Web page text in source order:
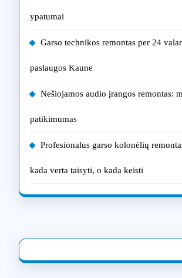
ypatumai
Garso technikos remontas per 24
paslaugos Kaune
Nešiojamos audio įrangos remontas:
patikimumas
Profesionalus garso kolonėlių
kada verta taisyti, o kada keisti